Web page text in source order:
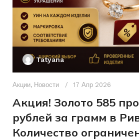
ДЛЯ
Tatyana
Акции, Новости 17 Апр 2026
Акция! Золото 585
рублей за грамм в
Количество